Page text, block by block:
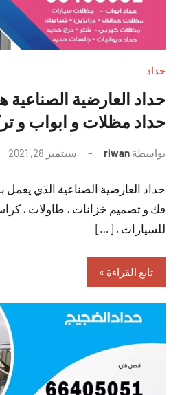
حداد
حداد مظلات و ابواب و
بواسطة riwan سبتمبر 28, 2021
حداد العارضية الصناعية الذي يعمل
فك و تصميم خزانات ، طاولات ،
للسيارات ، […]
تابع القراءة